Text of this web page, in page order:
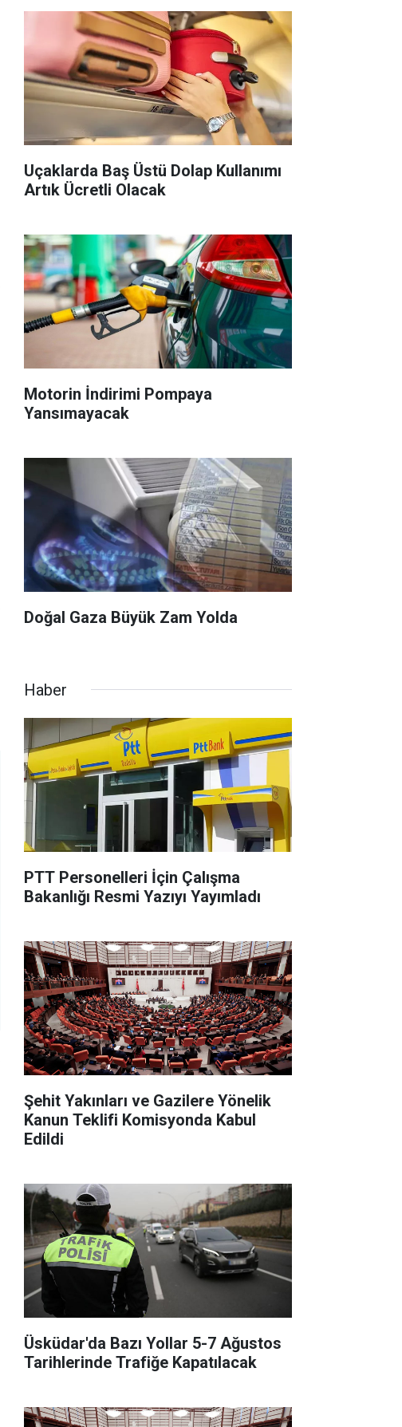
Uçaklarda Baş Üstü Dolap Kullanımı
Artık Ücretli Olacak
Motorin İndirimi Pompaya
Yansımayacak
Doğal Gaza Büyük Zam Yolda
Haber
PTT Personelleri İçin Çalışma
Bakanlığı Resmi Yazıyı Yayımladı
Şehit Yakınları ve Gazilere Yönelik
Kanun Teklifi Komisyonda Kabul
Edildi
Üsküdar'da Bazı Yollar 5-7 Ağustos
Tarihlerinde Trafiğe Kapatılacak